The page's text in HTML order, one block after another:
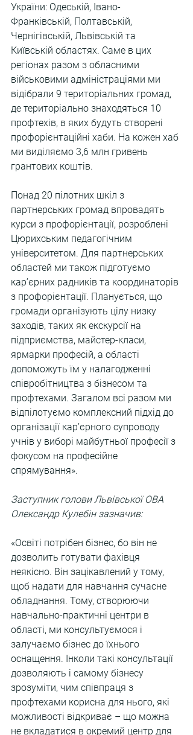
України: Одеській, Івано-
Франківській, Полтавській,
Чернігівській, Львівській та
Київській областях. Саме в цих
регіонах разом з обласними
військовими адміністраціями ми
відібрали 9 територіальних громад,
де територіально знаходяться 10
профтехів, в яких будуть створені
профорієнтаційні хаби. На кожен хаб
ми виділяємо 3,6 млн гривень
грантових коштів.
Понад 20 пілотних шкіл з
партнерських громад впровадять
курси з профорієнтації, розроблені
Цюрихським педагогічним
університетом. Для партнерських
областей ми також підготуємо
кар’єрних радників та координаторів
з профорієнтації. Планується, що
громади організують цілу низку
заходів, таких як екскурсії на
підприємства, майстер-класи,
ярмарки професій, а області
допоможуть їм у налагодженні
співробітництва з бізнесом та
профтехами. Загалом всі разом ми
відпілотуємо комплексний підхід до
організації кар’єрного супроводу
учнів у виборі майбутньої професії з
фокусом на професійне
спрямування».
Заступник голови Львівської ОВА
Олександр Кулебін зазначив:
«Освіті потрібен бізнес, бо він не
дозволить готувати фахівця
неякісно. Він зацікавлений у тому,
щоб надати для навчання сучасне
обладнання. Тому, створюючи
навчально-практичні центри в
області, ми консультуємося і
залучаємо бізнес до їхнього
оснащення. Інколи такі консультації
дозволяють і самому бізнесу
зрозуміти, чим співпраця з
профтехами корисна для нього, які
можливості відкриває – що можна
не вкладатися в окремий центр для